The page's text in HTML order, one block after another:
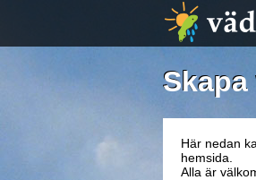
Här nedan
hemsida.
Alla är